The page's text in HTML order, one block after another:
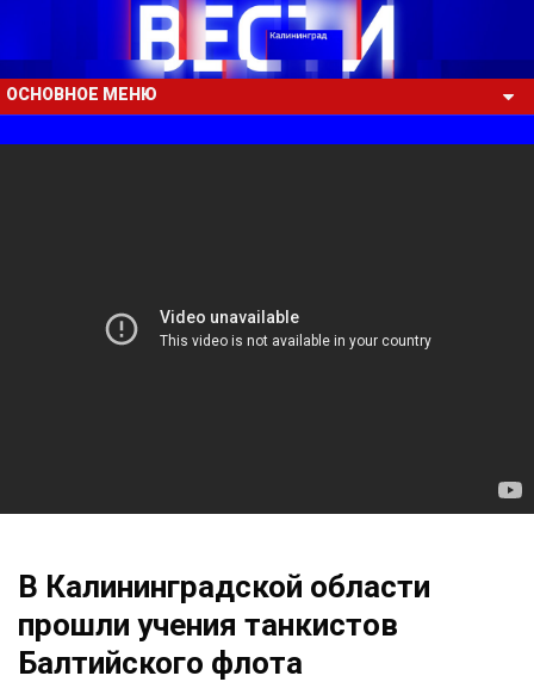
ОСНОВНОЕ МЕНЮ
В Калининградской области
прошли учения танкистов
Балтийского флота